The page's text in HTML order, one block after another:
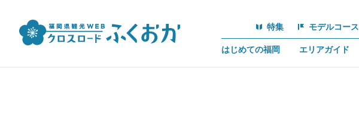
特集 モデルコース
はじめての福岡 エリアガイド